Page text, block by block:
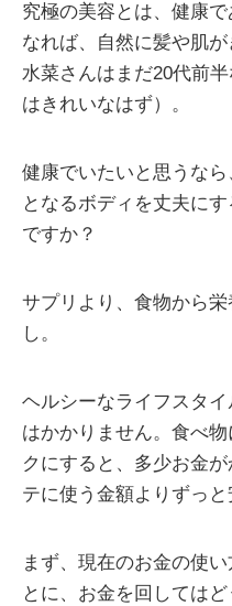
究極の美容とは、健康
なれば、自然に髪や肌
水菜さんはまだ20代前
はきれいなはず）。
健康でいたいと思うな
となるボディを丈夫に
ですか？
サプリより、食物から
し。
ヘルシーなライフスタ
はかかりません。食べ
クにすると、多少お金
テに使う金額よりずっと
まず、現在のお金の使
とに、お金を回しては